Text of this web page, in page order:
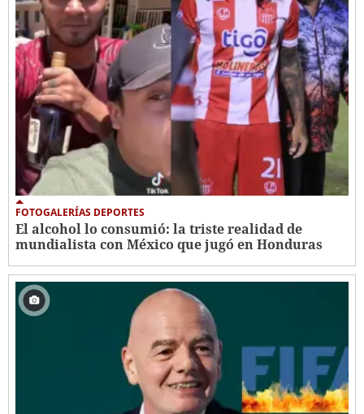
FOTOGALERÍAS DEPORTES
El alcohol lo consumió: la triste realidad de
mundialista con México que jugó en Honduras